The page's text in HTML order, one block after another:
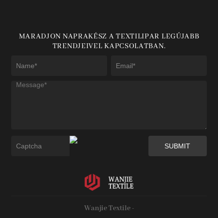
MARADJON NAPRAKÉSZ A TEXTILIPAR LEGÚJABB
TRENDJEIVEL KAPCSOLATBAN.
Wanjie Textile -